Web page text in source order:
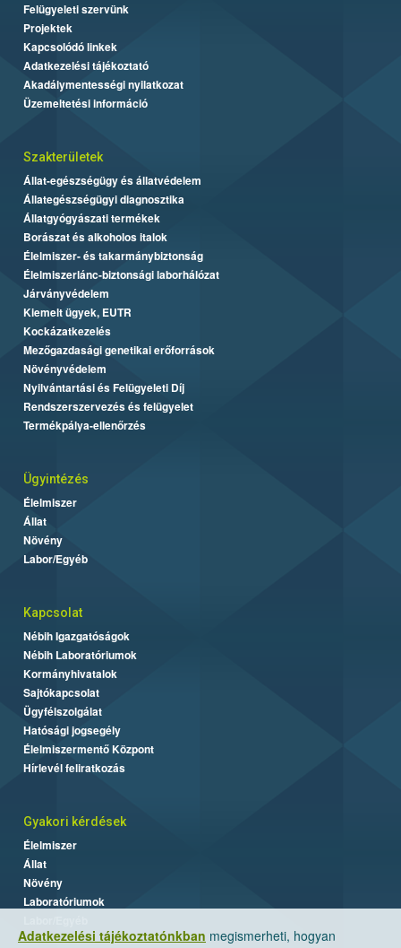
Adatkezelési tájékoztatónkban megismerheti, hogyan
Felügyeleti szervünk
Projektek
Kapcsolódó linkek
Adatkezelési tájékoztató
Akadálymentességi nyilatkozat
Üzemeltetési információ
Szakterületek
Állat-egészségügy és állatvédelem
Állategészségügyi diagnosztika
Állatgyógyászati termékek
Borászat és alkoholos italok
Élelmiszer- és takarmánybiztonság
Élelmiszerlánc-biztonsági laborhálózat
Járványvédelem
Kiemelt ügyek, EUTR
Kockázatkezelés
Mezőgazdasági genetikai erőforrások
Növényvédelem
Nyilvántartási és Felügyeleti Díj
Rendszerszervezés és felügyelet
Termékpálya-ellenőrzés
Ügyintézés
Élelmiszer
Állat
Növény
Labor/Egyéb
Kapcsolat
Nébih Igazgatóságok
Nébih Laboratóriumok
Kormányhivatalok
Sajtókapcsolat
Ügyfélszolgálat
Hatósági jogsegély
Élelmiszermentő Központ
Hírlevél feliratkozás
Gyakori kérdések
Élelmiszer
Állat
Növény
Laboratóriumok